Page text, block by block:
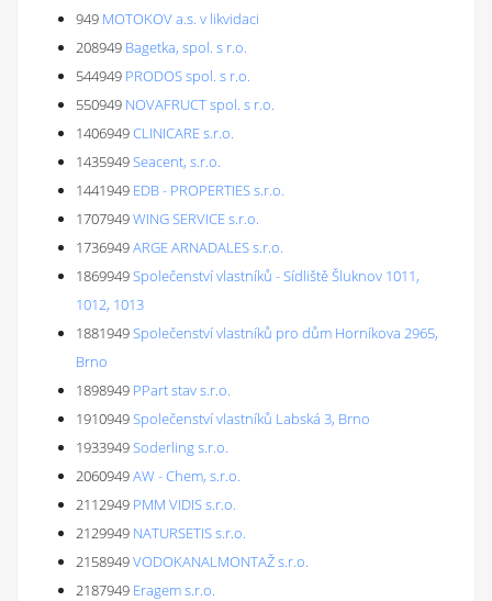
949 MOTOKOV a.s. v likvidaci
208949 Bagetka, spol. s r.o.
544949 PRODOS spol. s r.o.
550949 NOVAFRUCT spol. s r.o.
1406949CLINICARE s.r.o.
1435949Seacent, s.r.o.
1441949 EDB - PROPERTIES s.r.o.
1707949WING SERVICE s.r.o.
1736949ARGE ARNADALES s.r.o.
1869949Společenství vlastníků - Sídliště Šluknov 1011,
1012, 1013
1881949Společenství vlastníků pro dům Horníkova 2965,
Brno
1898949 PPart stav s.r.o.
1910949Společenství vlastníků Labská 3, Brno
1933949Soderling s.r.o.
2060949AW - Chem, s.r.o.
2112949 PMM VIDIS s.r.o.
2129949 NATURSETIS s.r.o.
2158949VODOKANALMONTAŽ s.r.o.
2187949 Eragem s.r.o.